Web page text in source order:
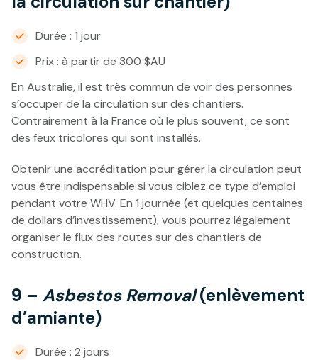
Durée : 1 jour
Prix : à partir de 300 $AU
En Australie, il est très commun de voir des personnes
s’occuper de la circulation sur des chantiers.
Contrairement à la France où le plus souvent, ce sont
des feux tricolores qui sont installés.
Obtenir une accréditation pour gérer la circulation peut
vous être indispensable si vous ciblez ce type d’emploi
pendant votre WHV. En 1 journée (et quelques centaines
de dollars d’investissement), vous pourrez légalement
organiser le flux des routes sur des chantiers de
construction.
9 – Asbestos Removal(enlèvement
d’amiante)
Durée : 2 jours